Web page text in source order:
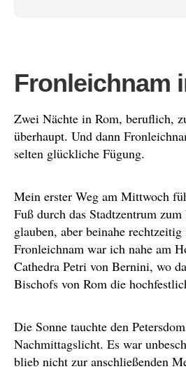
Fronleichnam
Zwei Nächte in Rom, beruflich,
überhaupt. Und dann
selten glückliche Fügung.
Mein erster Weg am Mittwoch
Fuß durch das Stadtzentrum
glauben, aber beinahe
Fronleichnam war ich nahe am
Cathedra Petri von Bernini, wo
Bischofs von Rom die
Die Sonne tauchte den
Nachmittagslicht. Es war
blieb nicht zur anschließenden